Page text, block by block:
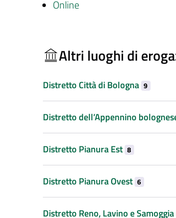
Online
Altri luoghi di
Distretto Città di Bologna 9
Distretto dell’Appennino
Distretto Pianura Est 8
Distretto Pianura Ovest 6
Distretto Reno, Lavino e Samoggia